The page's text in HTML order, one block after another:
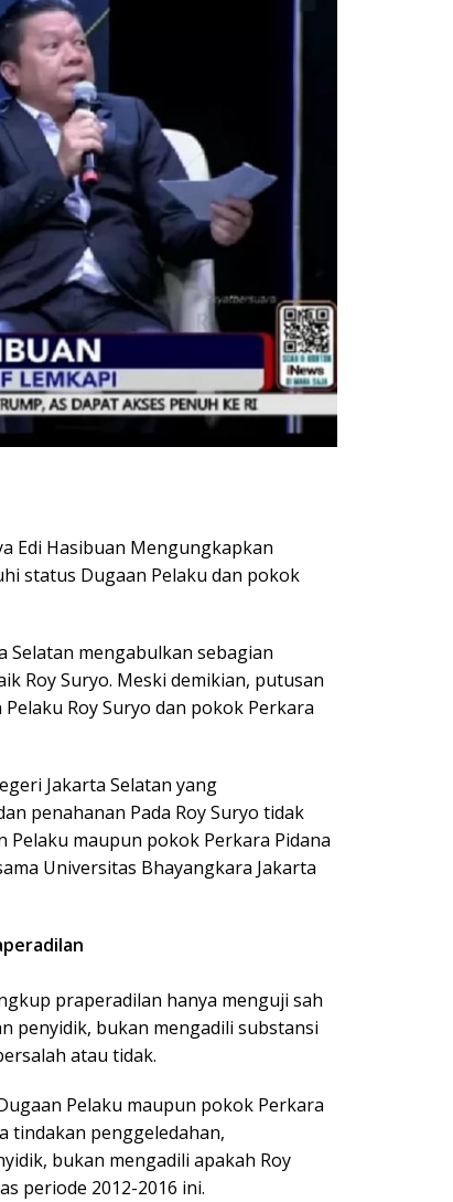
Edi Hasibuan Mengungkapkan
status Dugaan Pelaku dan pokok
Selatan mengabulkan sebagian
Roy Suryo. Meski demikian, putusan
Roy Suryo dan pokok Perkara
Jakarta Selatan yang
penahanan Pada Roy Suryo tidak
maupun pokok Perkara Pidana
Universitas Bhayangkara Jakarta
praperadilan hanya menguji sah
penyidik, bukan mengadili substansi
atau tidak.
Pelaku maupun pokok Perkara
tindakan penggeledahan,
bukan mengadili apakah Roy
periode 2012-2016 ini.